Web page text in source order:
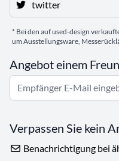
twitter
* Bei den auf used-design
um Ausstellungsware,
Angebot einem
Verpassen Sie kein
Benachrichtigung bei